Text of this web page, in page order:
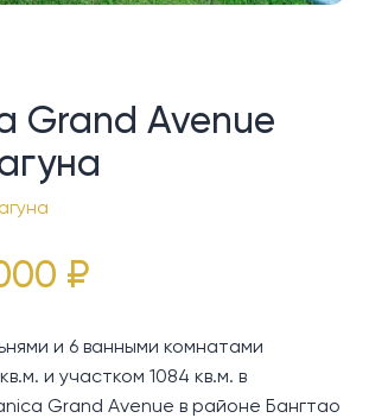
Grand Avenue
₽
и 6 ванными комнатами
и участком 1084 кв.м. в
Grand Avenue в районе Бангтао